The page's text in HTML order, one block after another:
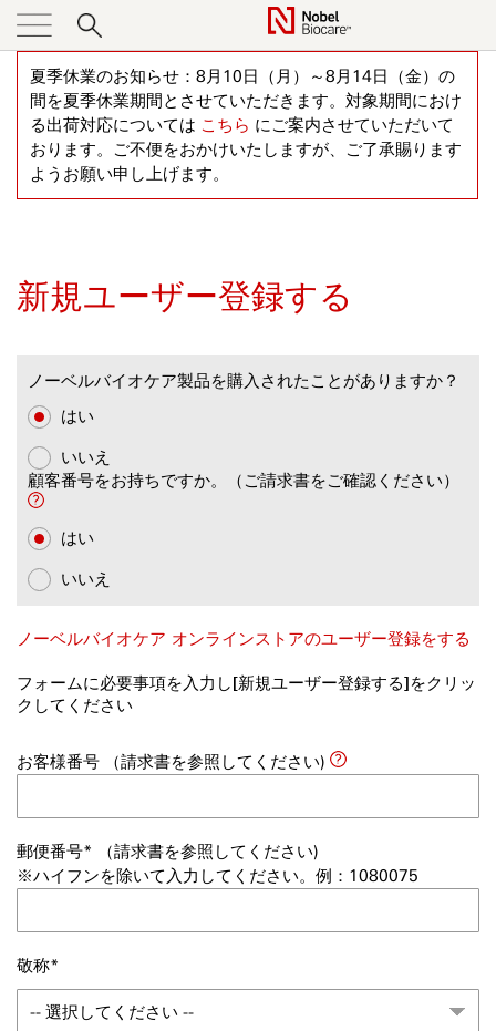
SKIP
TO
製品とソリューション
イベント
企業情報
インプラント
アバットメント
ドリル
CAD/CAM
Foundation for Oral Rehabilitation
コース・セミナー検索
夏季休業のお知らせ：8月10日（月）～8月14日（金）の
間を夏季休業期間とさせていただきます。対象期間におけ
る出荷対応については こちら にご案内させていただいて
おります。ご不便をおかけいたしますが、ご了承賜ります
ようお願い申し上げます。
新規ユーザー登録する
ノーベルバイオケア製品を購入されたことがありますか？
はい
いいえ
顧客番号をお持ちですか。（ご請求書をご確認ください）
はい
いいえ
ノーベルバイオケア オンラインストアのユーザー登録をする
フォームに必要事項を入力し[新規ユーザー登録する]をクリッ
クしてください
お客様番号 （請求書を参照してください)
郵便番号
（請求書を参照してください)
※ハイフンを除いて入力してください。例：1080075
敬称